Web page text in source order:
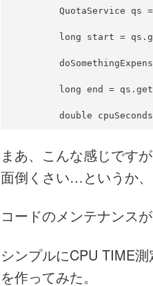
QuotaService qs
long start =
long end =
double
まあ、こんな感じです
面倒くさい…というか、
コードのメンテナンス
シンプルにCPU TIME
を作ってみた。